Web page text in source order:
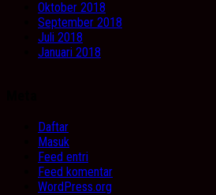
Oktober 2018
September 2018
Juli 2018
Januari 2018
Daftar
Masuk
Feed entri
Feed komentar
WordPress.org